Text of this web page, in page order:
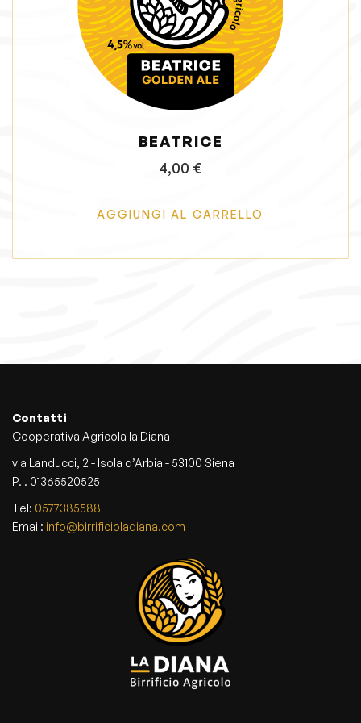
g
a
z
i
e
u
t
o
BEATRICE
4,00 €
AGGIUNGI AL CARRELLO
Contatti
Cooperativa Agricola la Diana
via Landucci, 2 - Isola d’Arbia - 53100 Siena
P.I. 01365520525
Tel: 0577385588
Email: info@birrificioladiana.com